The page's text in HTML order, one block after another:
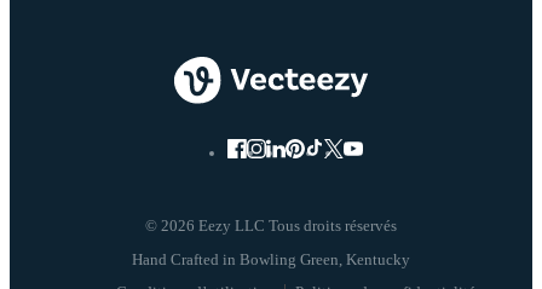
© 2026 Eezy LLC Tous droits réservés